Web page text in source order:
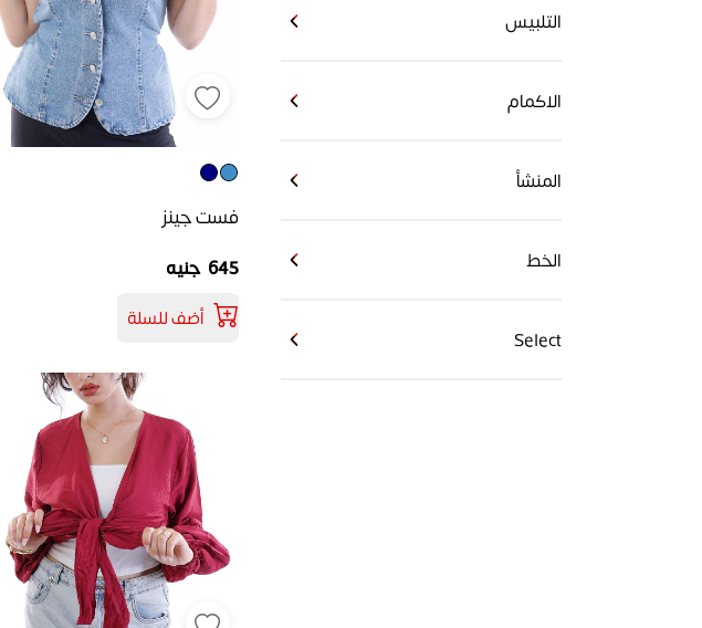
التلبيس
الاكمام
المنشأ
الخط
Select
فست جينز
645 جنيه
أضف للسلة